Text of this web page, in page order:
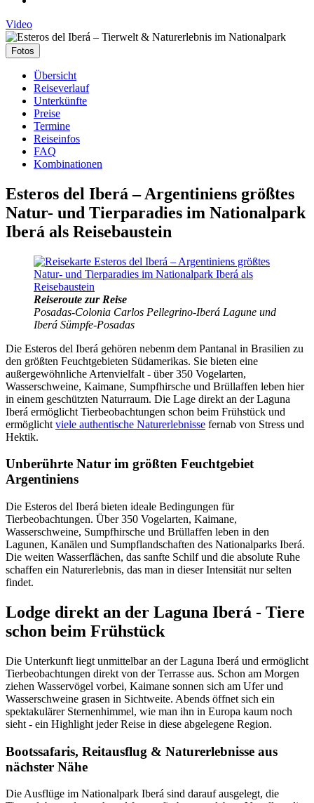
Video
Fotos
Übersicht
Reiseverlauf
Unterkünfte
Preise
Termine
Reiseinfos
FAQ
Kombinationen
Esteros del Iberá – Argentiniens größtes
Natur- und Tierparadies im Nationalpark
Iberá als Reisebaustein
Reiseroute zur Reise
Posadas-Colonia Carlos Pellegrino-Iberá Lagune und
Iberá Sümpfe-Posadas
Die Esteros del Iberá gehören nebenm dem Pantanal in Brasilien zu
den größten Feuchtgebieten Südamerikas. Sie bieten eine
außergewöhnliche Artenvielfalt - über 350 Vogelarten,
Wasserschweine, Kaimane, Sumpfhirsche und Brüllaffen leben hier
in einem geschützten Naturraum. Die Lage direkt an der Laguna
Iberá ermöglicht Tierbeobachtungen schon beim Frühstück und
ermöglicht viele authentische Naturerlebnisse fernab von Stress und
Hektik.
Unberührte Natur im größten Feuchtgebiet
Argentiniens
Die Esteros del Iberá bieten ideale Bedingungen für
Tierbeobachtungen. Über 350 Vogelarten, Kaimane,
Wasserschweine, Sumpfhirsche und Brüllaffen leben in den
Lagunen, Kanälen und Sumpflandschaften des Nationalparks Iberá.
Die weiten Wasserflächen, das sanfte Schilf und die absolute Ruhe
schaffen ein Naturerlebnis, das man in dieser Intensität nur selten
findet.
Lodge direkt an der Laguna Iberá - Tiere
schon beim Frühstück
Die Unterkunft liegt unmittelbar an der Laguna Iberá und ermöglicht
Tierbeobachtungen direkt von der Terrasse aus. Schon am Morgen
ziehen Wasservögel vorbei, Kaimane sonnen sich am Ufer und
Wasserschweine grasen in Sichtweite. Abends öffnet sich ein
spektakulärer Sternenhimmel, wie man ihn in Europa kaum noch
sieht - ein Highlight jeder Reise in diese abgelegene Region.
Bootssafaris, Reitausflug & Naturerlebnisse aus
nächster Nähe
Die Ausflüge im Nationalpark Iberá sind darauf ausgelegt, die